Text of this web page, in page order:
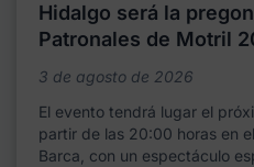
Hidalgo será la
Patronales de Motril
3 de agosto de 2026
El evento tendrá lugar el
partir de las 20:00 horas en
Barca, con un espectáculo